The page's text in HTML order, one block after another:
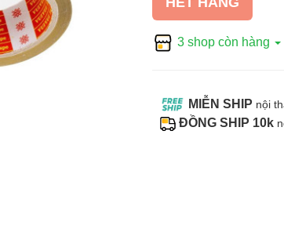
3 shop còn hàng
MIỄN SHIP nội
ĐỒNG SHIP 10k